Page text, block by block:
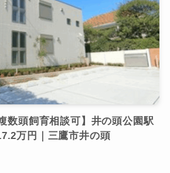
数頭飼育相談可】井の頭公園駅
万円｜三鷹市井の頭